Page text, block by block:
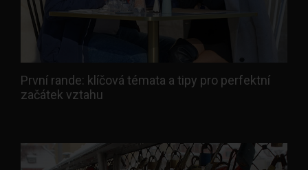
První rande: klíčová témata a tipy pro perfektní
začátek vztahu